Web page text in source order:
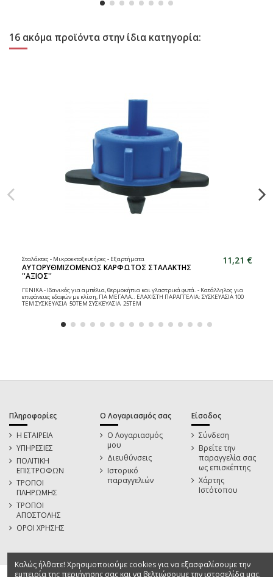
16 ακόμα προϊόντα στην ίδια κατηγορία:
Σταλάκτες - Μικροεκτοξευτήρες - Εξαρτήματα
ΑΥΤΟΡΥΘΜΙΖΟΜΕΝΟΣ ΚΑΡΦΩΤΟΣ ΣΤΑΛΑΚΤΗΣ
''ΑΞΙΟΣ''
11,21 €
ΓΕΝΙΚΑ - Ιδανικός για αμπέλια, θερμοκήπια και γλαστρικά φυτά. - Κατάλληλος για
επιφάνειες εδαφών με κλίση, ΓΙΑ ΜΕΓΑΛΑ.. ΕΛΑΧΙΣΤΗ ΠΑΡΑΓΓΕΛΙΑ: ΣΥΣΚΕΥΑΣΙΑ 100
ΤΕΜ ΣΥΣΚΕΥΑΣΙΑ 50ΤΕΜ ΣΥΣΚΕΥΑΣΙΑ 25ΤΕΜ
Πληροφορίες
Η ΕΤΑΙΡΕΙΑ
ΥΠΗΡΕΣΙΕΣ
ΠΟΛΙΤΙΚΗ
ΕΠΙΣΤΡΟΦΩΝ
ΤΡΟΠΟΙ
ΠΛΗΡΩΜΗΣ
ΤΡΟΠΟΙ
ΑΠΟΣΤΟΛΗΣ
ΟΡΟΙ ΧΡΗΣΗΣ
Ο Λογαριασμός σας
Ο Λογαριασμός
μου
Διευθύνσεις
Ιστορικό
παραγγελιών
Είσοδος
Σύνδεση
Βρείτε την
παραγγελία σας
ως επισκέπτης
Χάρτης
Ιστότοπου
Καλώς ήλθατε! Χρησιμοποιούμε cookies για να εξασφαλίσουμε την
εμπειρία της περιήγησης σας και να βελτιώσουμε την ιστοσελίδα μας.